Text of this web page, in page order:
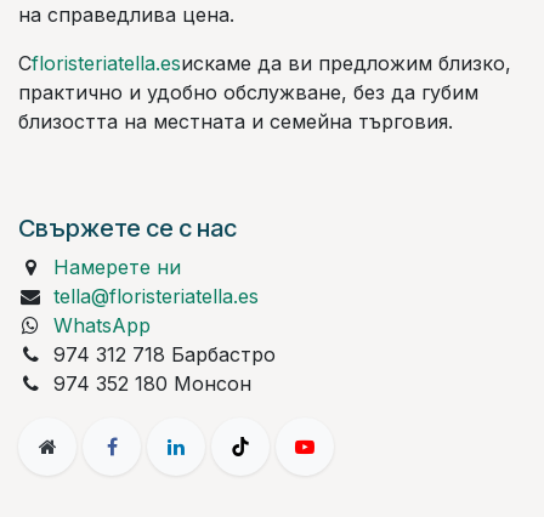
на справедлива цена.
Сfloristeriatella.esискаме да ви предложим близко,
практично и удобно обслужване, без да губим
близостта на местната и семейна търговия.
Свържете се с нас
Намерете ни
tella@floristeriatella.es
WhatsApp
974 312 718 Барбастро
974 352 180 Монсон